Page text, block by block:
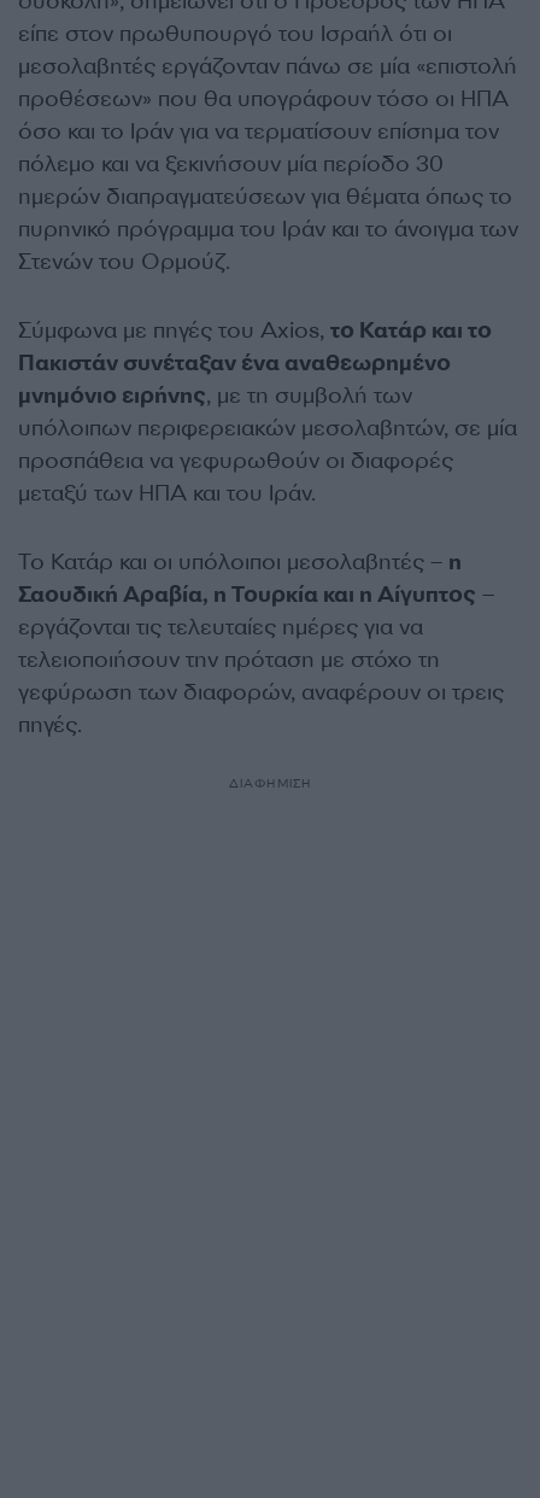
είπε στον πρωθυπουργό του Ισραήλ ότι οι
μεσολαβητές εργάζονταν πάνω σε μία «επιστολή
προθέσεων» που θα υπογράφουν τόσο οι ΗΠΑ
όσο και το Ιράν για να τερματίσουν επίσημα τον
πόλεμο και να ξεκινήσουν μία περίοδο 30
ημερών διαπραγματεύσεων για θέματα όπως το
πυρηνικό πρόγραμμα του Ιράν και το άνοιγμα των
Στενών του Ορμούζ.
Σύμφωνα με πηγές του Axios, το Κατάρ και το
Πακιστάν συνέταξαν ένα αναθεωρημένο
μνημόνιο ειρήνης, με τη συμβολή των
υπόλοιπων περιφερειακών μεσολαβητών, σε μία
προσπάθεια να γεφυρωθούν οι διαφορές
μεταξύ των ΗΠΑ και του Ιράν.
Το Κατάρ και οι υπόλοιποι μεσολαβητές – η
Σαουδική Αραβία, η Τουρκία και η Αίγυπτος –
εργάζονται τις τελευταίες ημέρες για να
τελειοποιήσουν την πρόταση με στόχο τη
γεφύρωση των διαφορών, αναφέρουν οι τρεις
πηγές.
ΔΙΑΦΗΜΙΣΗ